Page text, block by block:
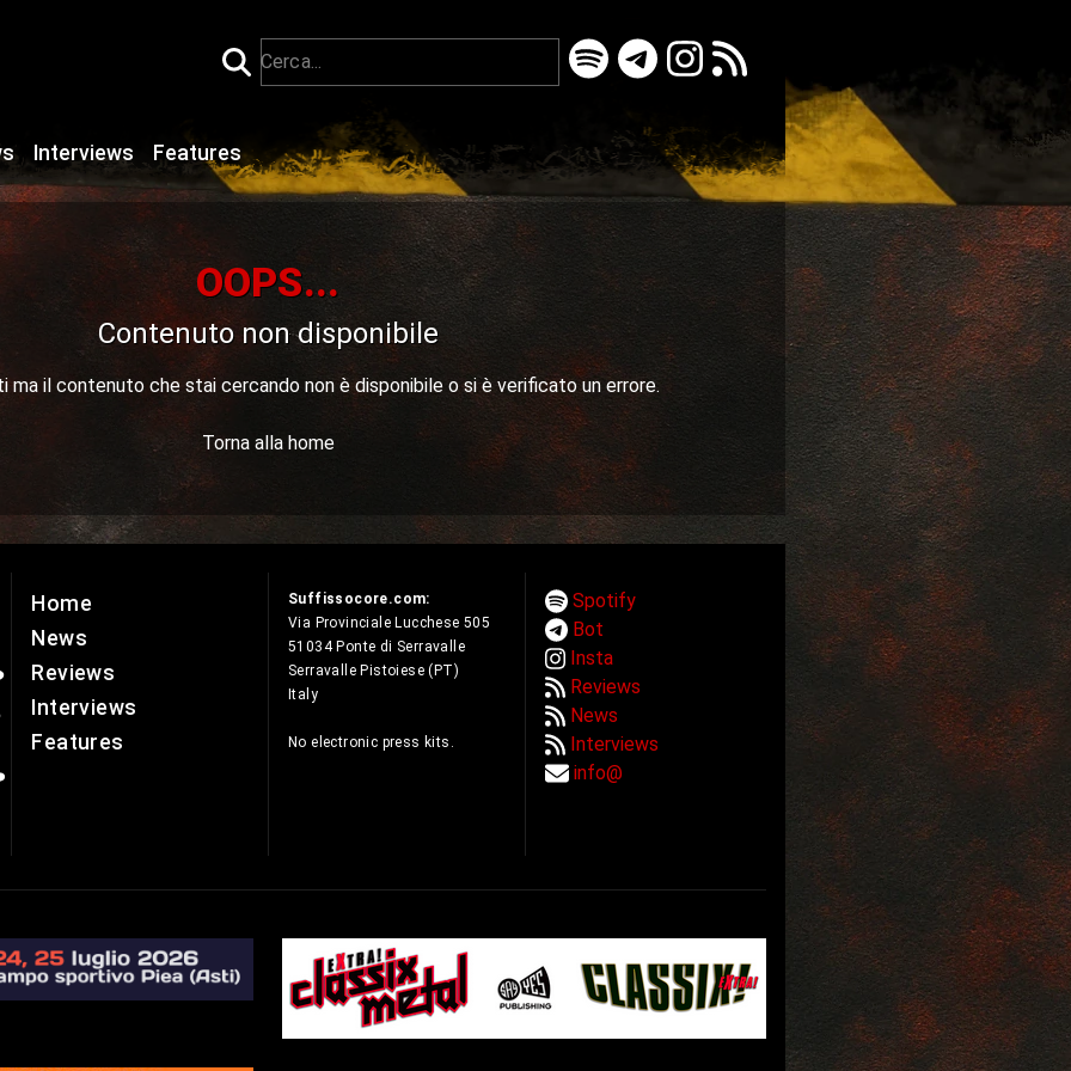
Interviews Features
OOPS...
Contenuto non disponibile
ma il contenuto che stai cercando non è disponibile o si è verificato un errore.
Torna alla home
Home
News
Reviews
Interviews
Features
Suffissocore.com:
Via Provinciale Lucchese 505
51034 Ponte di Serravalle
Serravalle Pistoiese (PT)
Italy
No electronic press kits.
Spotify
Bot
Insta
Reviews
News
Interviews
info@